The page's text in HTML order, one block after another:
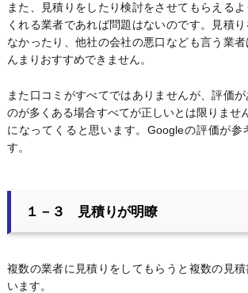
また、見積りをしたり検討をさせてもらえる
くれる業者であれば問題はないのです。見積
なかったり、他社の会社の悪口なども言う業
んまりおすすめできません。
また口コミがすべてではありませんが、評価
のが多くある場合すべてが正しいとは限りませ
になってくると思います。Googleの評価が参
す。
１－３ 見積りが明瞭
複数の業者に見積りをしてもらうと複数の見
います。